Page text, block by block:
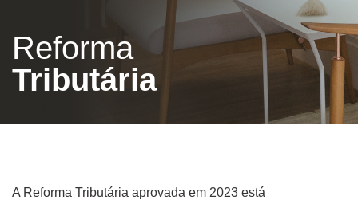
Reforma
Tributária
A Reforma Tributária aprovada em 2023 está